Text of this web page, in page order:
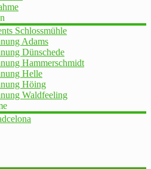
Schlossmühle
Adams
Dünschede
Hammerschmidt
Helle
Höing
Waldfeeling